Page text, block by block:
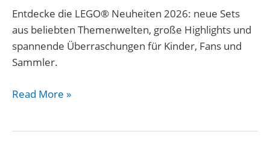
Entdecke die LEGO® Neuheiten 2026: neue Sets
aus beliebten Themenwelten, große Highlights und
spannende Überraschungen für Kinder, Fans und
Sammler.
&
Pokémon
Read More »